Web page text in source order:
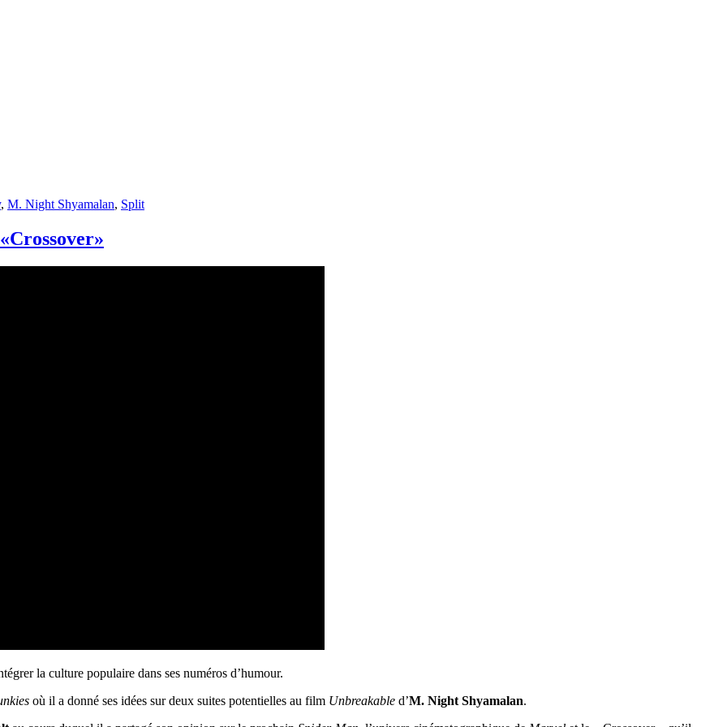
, M. Night Shyamalan, Split
la culture populaire dans ses numéros d’humour.
où il a donné ses idées sur deux suites potentielles au film Unbreakable d’M. Night Shyamalan.